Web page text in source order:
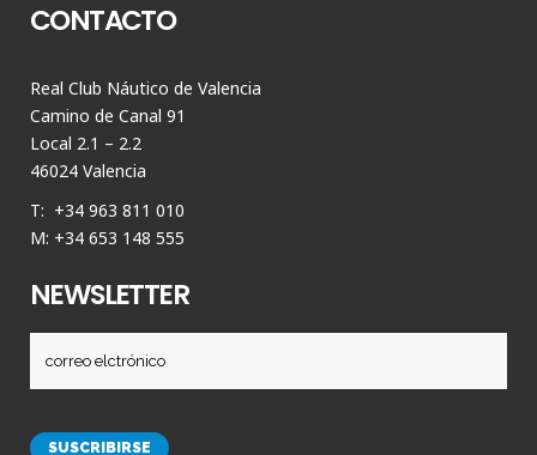
CONTACTO
Real Club Náutico de Valencia
Camino de Canal 91
Local 2.1 – 2.2
46024 Valencia
T: +34 963 811 010
M: +34 653 148 555
NEWSLETTER